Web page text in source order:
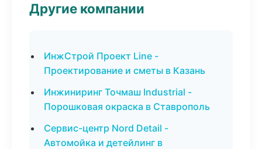
Другие компании
ИнжСтрой Проект Line -
Проектирование и сметы в Казань
Инжиниринг Точмаш Industrial -
Порошковая окраска в Ставрополь
Сервис-центр Nord Detail -
Автомойка и детейлинг в